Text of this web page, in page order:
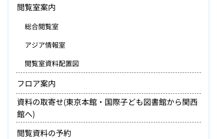
閲覧室案内
総合閲覧室
アジア情報室
閲覧室資料配置図
フロア案内
資料の取寄せ(東京本館・国際子ども図書館から関西
館へ)
閲覧資料の予約